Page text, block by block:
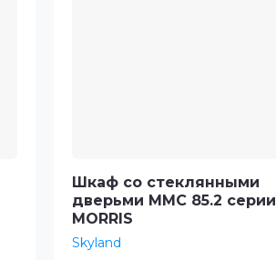
Шкаф со стеклянными
дверьми MMC 85.2 серии
MORRIS
Skyland